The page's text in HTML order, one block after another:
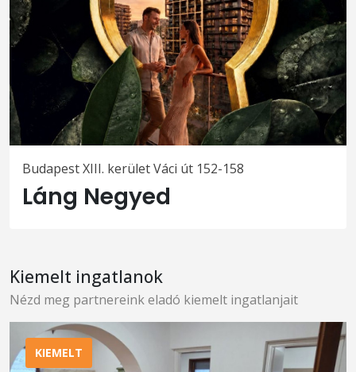
Budapest XIII. kerület Váci út 152-158
Láng Negyed
Kiemelt ingatlanok
Nézd meg partnereink eladó kiemelt ingatlanjait
KIEMELT